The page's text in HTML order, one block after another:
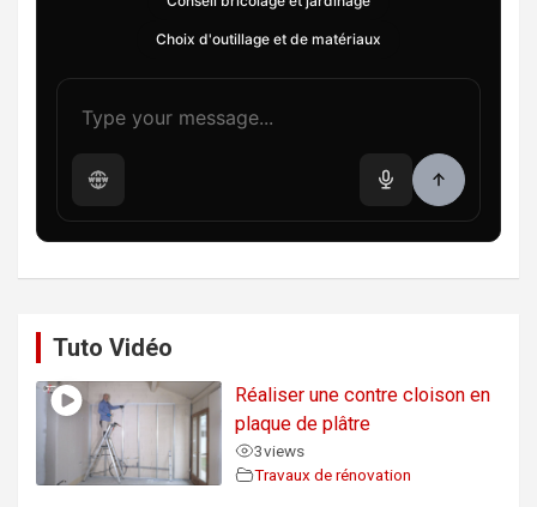
Choix d'outillage et de matériaux
Tuto Vidéo
Réaliser une contre cloison en
plaque de plâtre
3views
Travaux de rénovation